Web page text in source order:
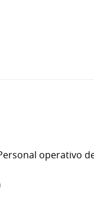
operativo